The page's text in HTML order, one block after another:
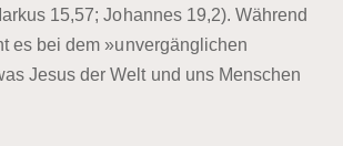
15,57; Johannes 19,2). Während
es bei dem »unvergänglichen
Jesus der Welt und uns Menschen